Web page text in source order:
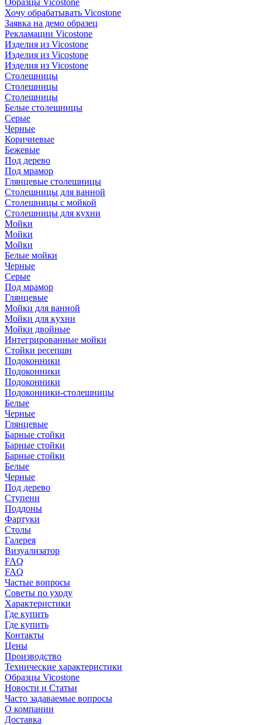
Образцы Vicostone
Хочу обрабатывать Vicostone
Заявка на демо образец
Рекламации Vicostone
Изделия из Vicostone
Изделия из Vicostone
Изделия из Vicostone
Столешницы
Столешницы
Столешницы
Белые столешницы
Серые
Черные
Коричневые
Бежевые
Под дерево
Под мрамор
Глянцевые столешницы
Столешницы для ванной
Столешницы с мойкой
Столешницы для кухни
Мойки
Мойки
Мойки
Белые мойки
Черные
Серые
Под мрамор
Глянцевые
Мойки для ванной
Мойки для кухни
Мойки двойные
Интегрированные мойки
Стойки ресепшн
Подоконники
Подоконники
Подоконники
Подоконники-столешницы
Белые
Черные
Глянцевые
Барные стойки
Барные стойки
Барные стойки
Белые
Черные
Под дерево
Ступени
Поддоны
Фартуки
Столы
Галерея
Визуализатор
FAQ
FAQ
Частые вопросы
Советы по уходу
Характеристики
Где купить
Где купить
Контакты
Цены
Производство
Технические характеристики
Образцы Vicostone
Новости и Статьи
Часто задаваемые вопросы
О компании
Доставка